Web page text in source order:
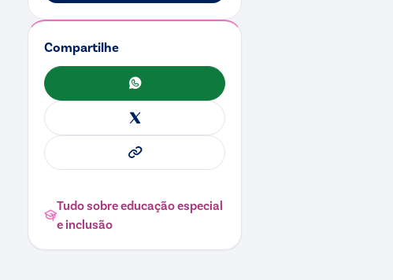
Compartilhe
WhatsApp
X
Copiar link
Tudo sobreeducação especial
e inclusão